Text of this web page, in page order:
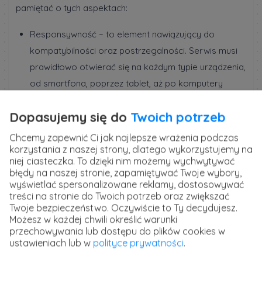
pamiętać o tych aspektach:
Responsywność – to element nawiązujący do
kompatybilności oraz postrzegalności. Serwis musi
prawidłowo otwierać się na każdym typie urządzenia,
od smartfona, poprzez tablet, aż po komputery
Czas ładowania – serwis powinien szybko wczytywać
dostępną zawartość.
Nawigacja i menu – witryna musi posiadać
przejrzyste elementy nawigacyjne, w tym menu.
Linkowanie wewnętrzne – użytkownik powinien z
łatwością dostać się do wszystkich podstron przy
pomocy linkowania wewnętrznego.
Kurs UX Design -
Dopasujemy się do Twoich potrzeb
Chcemy zapewnić Ci jak najlepsze wrażenia podczas
korzystania z naszej strony, dlatego wykorzystujemy na
niej ciasteczka. To dzięki nim możemy wychwytywać
błędy na naszej stronie, zapamiętywać Twoje wybory,
wyświetlać spersonalizowane reklamy, dostosowywać
treści na stronie do Twoich potrzeb oraz zwiększać
Twoje bezpieczeństwo. Oczywiście to Ty decydujesz.
Możesz w każdej chwili określić warunki
przechowywania lub dostępu do plików cookies w
ustawieniach lub w polityce prywatności.